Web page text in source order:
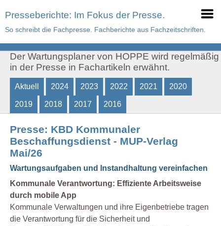
Presseberichte: Im Fokus der Presse.
So schreibt die Fachpresse. Fachberichte aus Fachzeitschriften.
Der Wartungsplaner von HOPPE wird regelmäßig
in der Presse in Fachartikeln erwähnt.
Aktuell 2024 2023 2022 2021 2020
2019 2018 2017 2016
Presse: KBD Kommunaler
Beschaffungsdienst - MUP-Verlag
Mai/26
Wartungsaufgaben und Instandhaltung vereinfachen
Kommunale Verantwortung: Effiziente Arbeitsweise
durch mobile App
Kommunale Verwaltungen und ihre Eigenbetriebe tragen
die Verantwortung für die Sicherheit und